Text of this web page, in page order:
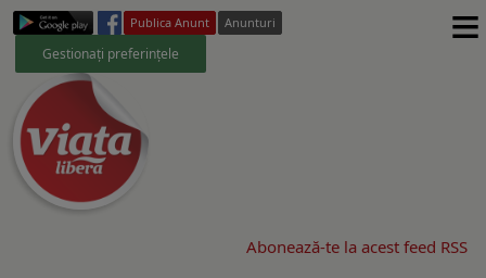
Publica Anunt Anunturi
Gestionați preferințele ≡
Abonează-te la acest feed RSS